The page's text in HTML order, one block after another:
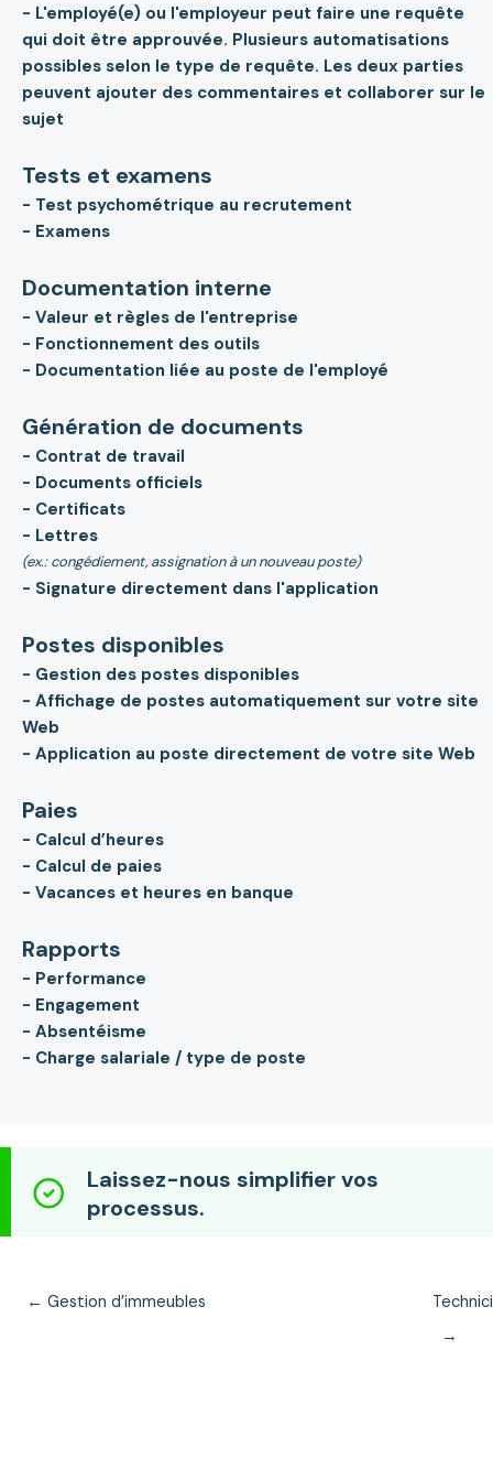
- L'employé(e) ou l'employeur peut faire une requête
qui doit être approuvée. Plusieurs automatisations
possibles selon le type de requête. Les deux parties
peuvent ajouter des commentaires et collaborer sur le
sujet
Tests et examens
- Test psychométrique au recrutement
- Examens
Documentation interne
- Valeur et règles de l'entreprise
- Fonctionnement des outils
- Documentation liée au poste de l'employé
Génération de documents
- Contrat de travail
- Documents officiels
- Certificats
- Lettres
(ex.: congédiement, assignation à un nouveau poste)
- Signature directement dans l'application
Postes disponibles
- Gestion des postes disponibles
- Affichage de postes automatiquement sur votre site
Web
- Application au poste directement de votre site Web
Paies
- Calcul d’heures
- Calcul de paies
- Vacances et heures en banque
Rapports
- Performance
- Engagement
- Absentéisme
- Charge salariale / type de poste
Laissez-nous simplifier vos
processus.
← Gestion d’immeubles
→